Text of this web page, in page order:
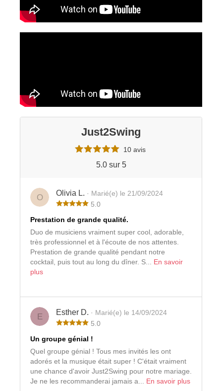
Just2Swing
10 avis
5.0 sur 5
O Olivia L. · Marié(e) le 21/09/2024
5.0
Prestation de grande qualité.
Duo de musiciens vraiment super cool, adorable,
très professionnel et à l'écoute de nos attentes.
Prestation de grande qualité pendant notre
cocktail, puis tout au long du dîner. S... En savoir
plus
E Esther D. · Marié(e) le 14/09/2024
5.0
Un groupe génial !
Quel groupe génial ! Tous mes invités les ont
adorés et la musique était super ! C'était vraiment
une chance d'avoir Just2Swing pour notre mariage.
Je ne les recommanderai jamais a... En savoir plus